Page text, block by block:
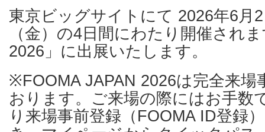
東京ビッグサイトにて 2026年6月
（金）の4日間にわたり開催され
2026」に出展いたします。
※FOOMA JAPAN 2026は完全来場
おります。ご来場の際にはお手数
り来場事前登録（FOOMA ID登録